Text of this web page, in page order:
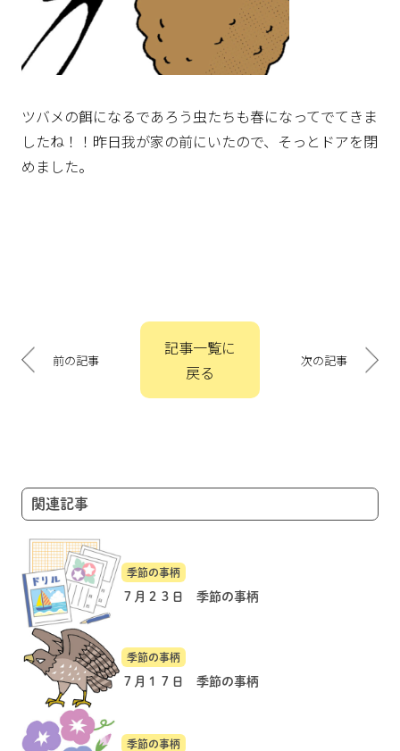
ツバメの餌になるであろう虫たちも春になってでてきま
したね！！昨日我が家の前にいたので、そっとドアを閉
めました。
稿
ナ
ョ
ン
前の記事
記事一覧に
戻る
次の記事
関連記事
季節の事柄
７月２３日 季節の事柄
季節の事柄
７月１７日 季節の事柄
季節の事柄